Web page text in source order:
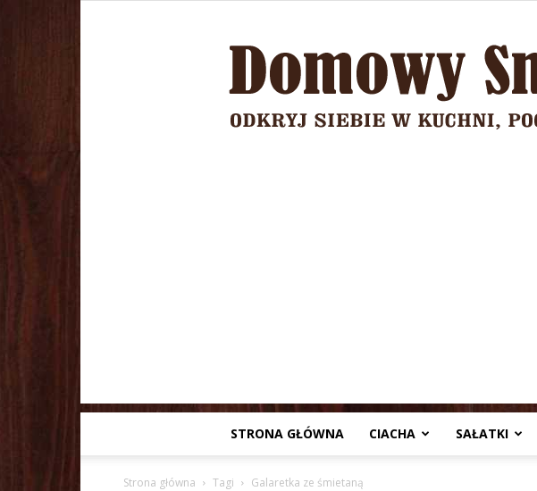
STRONA GŁÓWNA CIACHA SAŁATKI
Strona główna Tagi Galaretka ze śmietaną